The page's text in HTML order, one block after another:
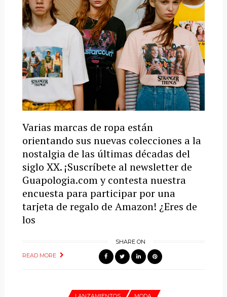
Varias marcas de ropa están
orientando sus nuevas colecciones a la
nostalgia de las últimas décadas del
siglo XX. ¡Suscríbete al newsletter de
Guapologia.com y contesta nuestra
encuesta para participar por una
tarjeta de regalo de Amazon! ¿Eres de
los
READ MORE
SHARE ON